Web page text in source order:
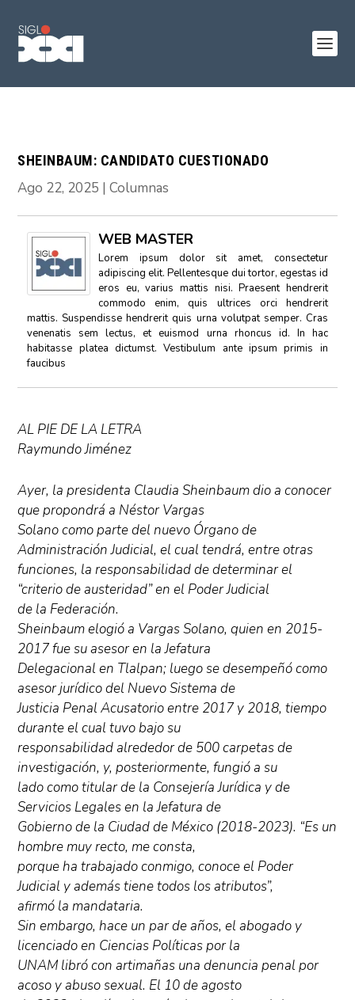
SHEINBAUM: CANDIDATO CUESTIONADO
Ago 22, 2025 |Columnas
WEB MASTER
Lorem ipsum dolor sit amet, consectetur
adipiscing elit. Pellentesque dui tortor, egestas id
eros eu, varius mattis nisi. Praesent hendrerit
commodo enim, quis ultrices orci hendrerit
mattis. Suspendisse hendrerit quis urna volutpat semper. Cras
venenatis sem lectus, et euismod urna rhoncus id. In hac
habitasse platea dictumst. Vestibulum ante ipsum primis in
faucibus
AL PIE DE LA LETRA
Raymundo Jiménez
Ayer, la presidenta Claudia Sheinbaum dio a conocer
que propondrá a Néstor Vargas
Solano como parte del nuevo Órgano de
Administración Judicial, el cual tendrá, entre otras
funciones, la responsabilidad de determinar el
“criterio de austeridad” en el Poder Judicial
de la Federación.
Sheinbaum elogió a Vargas Solano, quien en 2015-
2017 fue su asesor en la Jefatura
Delegacional en Tlalpan; luego se desempeñó como
asesor jurídico del Nuevo Sistema de
Justicia Penal Acusatorio entre 2017 y 2018, tiempo
durante el cual tuvo bajo su
responsabilidad alrededor de 500 carpetas de
investigación, y, posteriormente, fungió a su
lado como titular de la Consejería Jurídica y de
Servicios Legales en la Jefatura de
Gobierno de la Ciudad de México (2018-2023). “Es un
hombre muy recto, me consta,
porque ha trabajado conmigo, conoce el Poder
Judicial y además tiene todos los atributos”,
afirmó la mandataria.
Sin embargo, hace un par de años, el abogado y
licenciado en Ciencias Políticas por la
UNAM libró con artimañas una denuncia penal por
acoso y abuso sexual. El 10 de agosto